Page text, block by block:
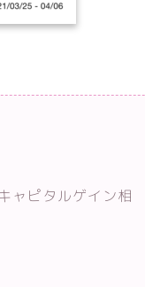
ャピタルゲイン相